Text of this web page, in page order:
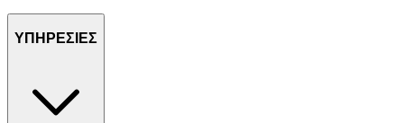
ΥΠΗΡΕΣΙΕΣ